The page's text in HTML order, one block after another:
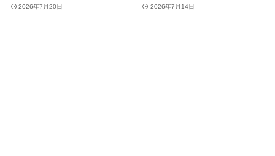
2026年7月20日
スタート ｰ 最新製品も対象
2026年7月14日